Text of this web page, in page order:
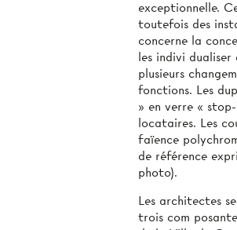
exceptionnelle.
toutefois des
concerne la
les indivi­
plusieurs
fonctions. Les
» en verre «
locataires. Les
faïence
de référence
photo).
Les architectes
trois com­